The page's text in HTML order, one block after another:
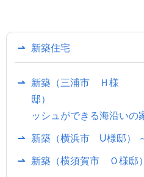
新築住宅
新築（三浦市 Ｈ様
邸）
ッシュができる海沿いの
新築（横浜市 U様邸）
新築（横須賀市 Ｏ様邸